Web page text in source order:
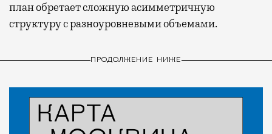
план обретает сложную асимметричную
структуру с разноуровневыми объемами.
ПРОДОЛЖЕНИЕ НИЖЕ